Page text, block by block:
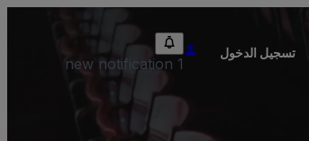
تسجيل الدخول
1 new notification